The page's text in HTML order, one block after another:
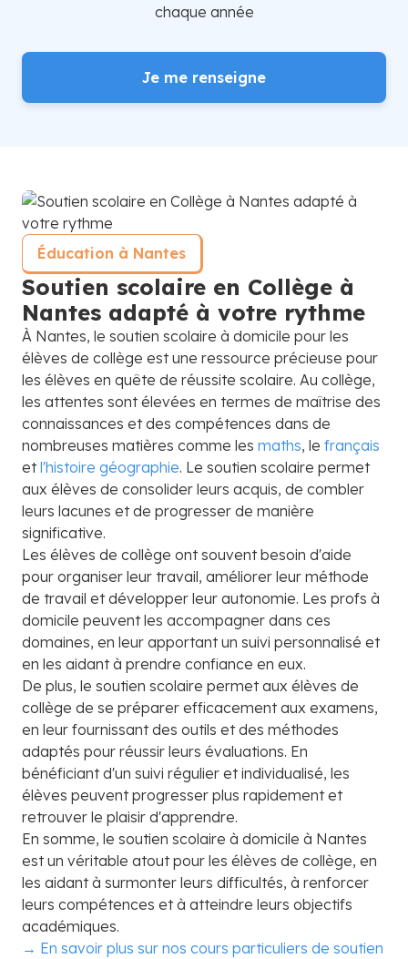
chaque année
Je me renseigne
Éducation à Nantes
Soutien scolaire en Collège à
Nantes adapté à votre rythme
À Nantes, le soutien scolaire à domicile pour les
élèves de collège est une ressource précieuse pour
les élèves en quête de réussite scolaire. Au collège,
les attentes sont élevées en termes de maîtrise des
connaissances et des compétences dans de
nombreuses matières comme les maths, le français
etl'histoire géographie. Le soutien scolaire permet
aux élèves de consolider leurs acquis, de combler
leurs lacunes et de progresser de manière
significative.
Les élèves de collège ont souvent besoin d'aide
pour organiser leur travail, améliorer leur méthode
de travail et développer leur autonomie. Les profs à
domicile peuvent les accompagner dans ces
domaines, en leur apportant un suivi personnalisé et
en les aidant à prendre confiance en eux.
De plus, le soutien scolaire permet aux élèves de
collège de se préparer efficacement aux examens,
en leur fournissant des outils et des méthodes
adaptés pour réussir leurs évaluations. En
bénéficiant d'un suivi régulier et individualisé, les
élèves peuvent progresser plus rapidement et
retrouver le plaisir d'apprendre.
En somme, le soutien scolaire à domicile à Nantes
est un véritable atout pour les élèves de collège, en
les aidant à surmonter leurs difficultés, à renforcer
leurs compétences et à atteindre leurs objectifs
académiques.
→ En savoir plus sur nos cours particuliers de soutien